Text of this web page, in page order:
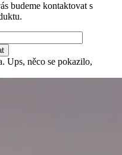
budeme kontaktovat s
Ups, něco se pokazilo,